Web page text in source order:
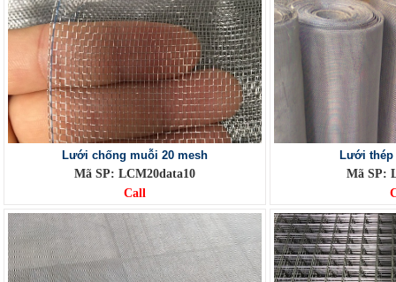
Lưới chống muỗi 20 mesh
Mã SP: LCM20data10
Call
Lưới
Mã SP: